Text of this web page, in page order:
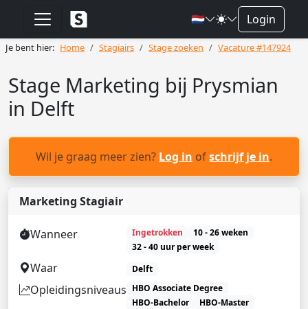
🇳🇱 Login
Je bent hier: Home Stagiairs Stage zoeken Vacature #147924
Stage Marketing bij Prysmian
in Delft
Wil je graag meer zien? Log in ofschrijf je in.
Marketing Stagiair
Wanneer Ingetrokken
10 - 26 weken
32 - 40 uur per week
Waar Delft
Opleidingsniveaus HBO Associate Degree
HBO-Bachelor
HBO-Master